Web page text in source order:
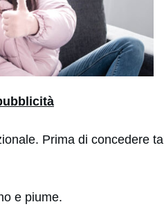
Prima di concedere
e piume.